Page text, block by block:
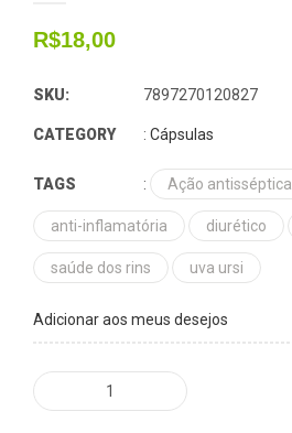
R$18,00
SKU: 7897270120827
CATEGORY : Cápsulas
TAGS : Ação antisséptica
anti-inflamatória diurético
saúde dos rins uva ursi
Adicionar aos meus desejos